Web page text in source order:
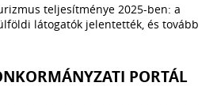
teljesítménye 2025-ben: a
látogatók jelentették, és tovább
PORTÁL